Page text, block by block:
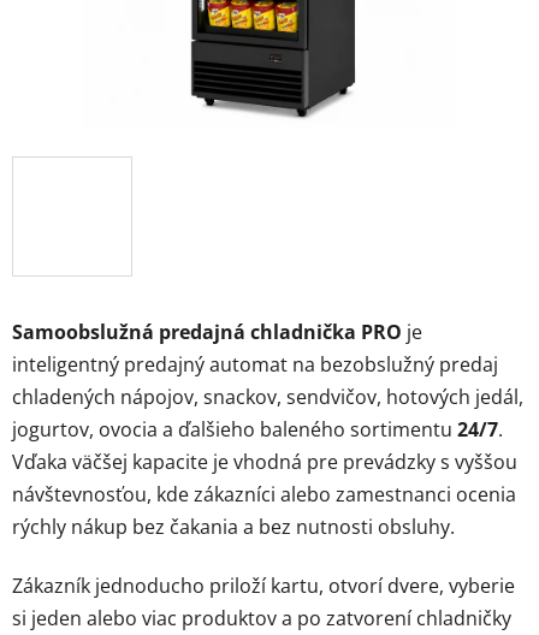
Samoobslužná predajná chladnička PRO je
inteligentný predajný automat na bezobslužný predaj
chladených nápojov, snackov, sendvičov, hotových jedál,
jogurtov, ovocia a ďalšieho baleného sortimentu 24/7.
Vďaka väčšej kapacite je vhodná pre prevádzky s vyššou
návštevnosťou, kde zákazníci alebo zamestnanci ocenia
rýchly nákup bez čakania a bez nutnosti obsluhy.
Zákazník jednoducho priloží kartu, otvorí dvere, vyberie
si jeden alebo viac produktov a po zatvorení chladničky